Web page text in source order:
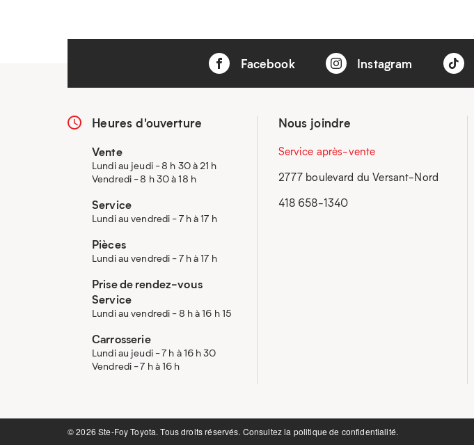
Facebook Instagram
Heures d'ouverture
Vente
Lundi au jeudi - 8 h 30 à 21 h
Vendredi - 8 h 30 à 18 h
Service
Lundi au vendredi - 7 h à 17 h
Pièces
Lundi au vendredi - 7 h à 17 h
Prise de rendez-vous
Service
Lundi au vendredi - 8 h à 16 h 15
Carrosserie
Lundi au jeudi - 7 h à 16 h 30
Vendredi - 7 h à 16 h
Nous joindre
Service après-vente
2777 boulevard du Versant-Nord
418 658-1340
©️ 2026 Ste-Foy Toyota. Tous droits réservés. Consultez la politique de confidentialité.